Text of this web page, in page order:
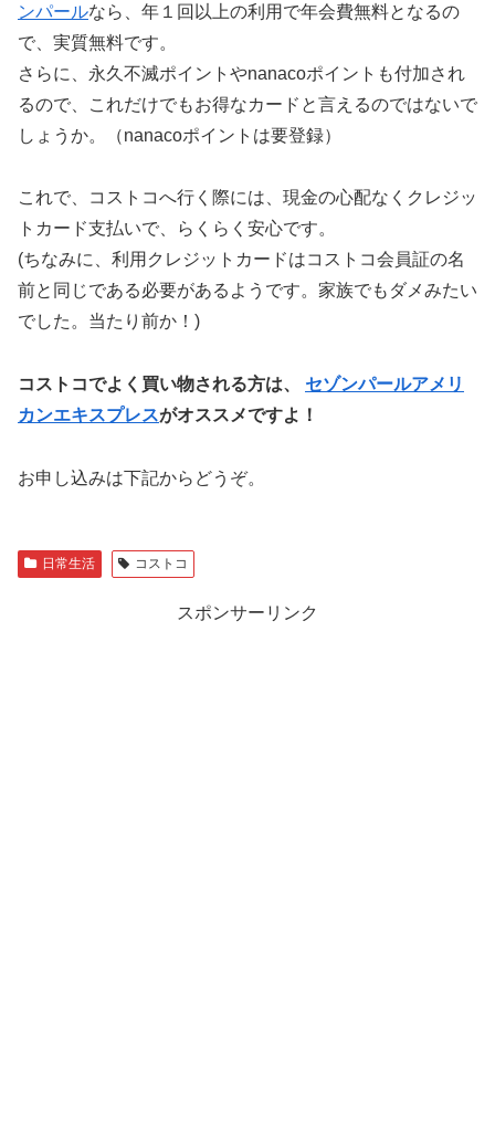
ンパールなら、年１回以上の利用で年会費無料となるの
で、実質無料です。
さらに、永久不滅ポイントやnanacoポイントも付加され
るので、これだけでもお得なカードと言えるのではないで
しょうか。（nanacoポイントは要登録）
これで、コストコへ行く際には、現金の心配なくクレジッ
トカード支払いで、らくらく安心です。
(ちなみに、利用クレジットカードはコストコ会員証の名
前と同じである必要があるようです。家族でもダメみたい
でした。当たり前か！)
コストコでよく買い物される方は、 セゾンパールアメリ
カンエキスプレスがオススメですよ！
お申し込みは下記からどうぞ。
日常生活 コストコ
スポンサーリンク